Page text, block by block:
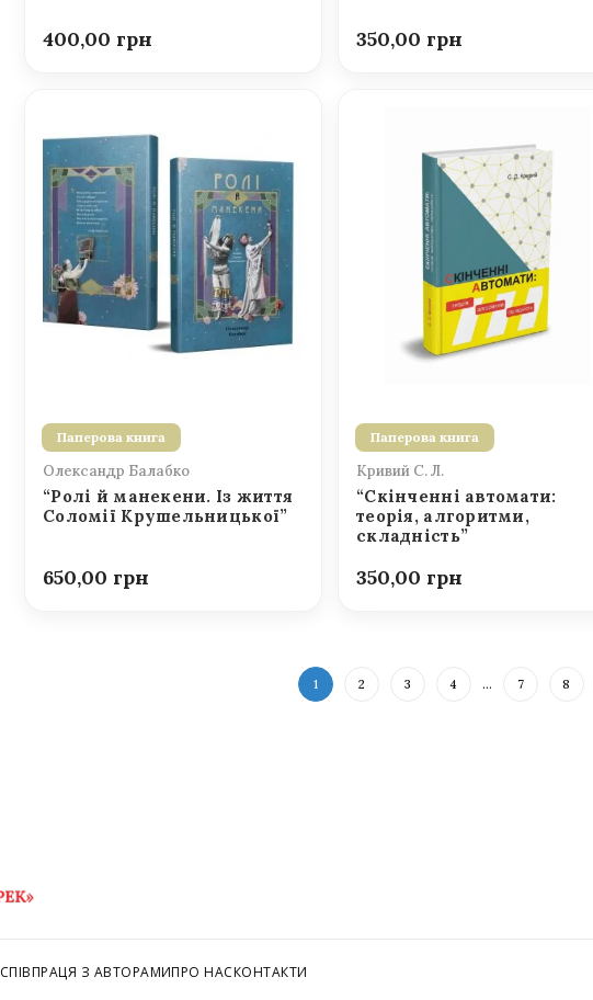
400,00 350,00
Паперова книга
Олександр Балабко
“Ролі й манекени. Із життя
Соломії Крушельницької”
650,00
Паперова книга
Кривий С. Л.
“Скінченні автомати:
теорія, алгоритми,
складність”
350,00
1 2 3 4 … 7 8
СПІВПРАЦЯ З АВТОРАМИПРО НАСКОНТАКТИ